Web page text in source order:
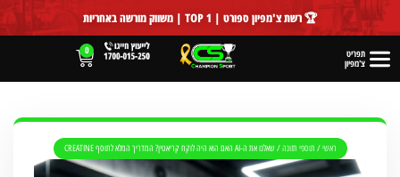
לתוכן 🏆 רשת צ'מפיון ספורט | TOP 1 | משווק מורשה באחריות
תפריט
צ'מפיון
0
ראשי/ תוספי תזונה/שאלנו את ה-AI האם הוא היה לוקח קריאטין? המדריך המלא לתוסף CREATINE